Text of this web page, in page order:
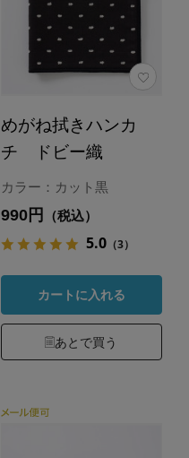
めがね拭きハンカ
チ ドビー織
カラー：カット黒
990円 （税込）
5.0（3）
カートに入れる
あとで買う